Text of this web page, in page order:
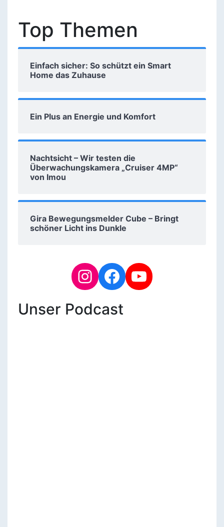
Top Themen
Einfach sicher: So schützt ein Smart
Home das Zuhause
Ein Plus an Energie und Komfort
Nachtsicht – Wir testen die
Überwachungskamera „Cruiser 4MP“
von Imou
Gira Bewegungsmelder Cube – Bringt
schöner Licht ins Dunkle
Unser Podcast